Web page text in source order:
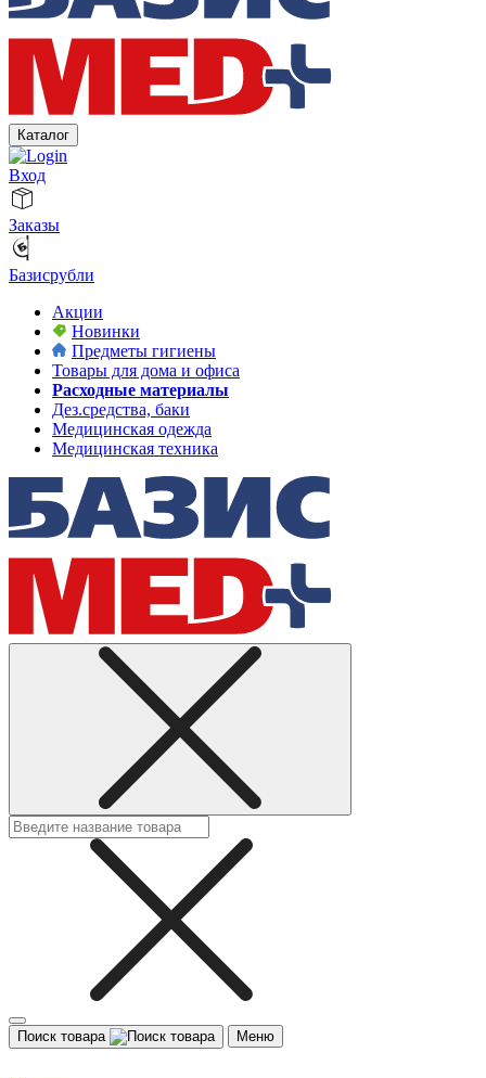
Каталог
Вход
Заказы
Базисрубли
Акции
Новинки
Предметы гигиены
Товары для дома и офиса
Расходные материалы
Дез.средства, баки
Медицинская одежда
Медицинская техника
Поиск товара Меню